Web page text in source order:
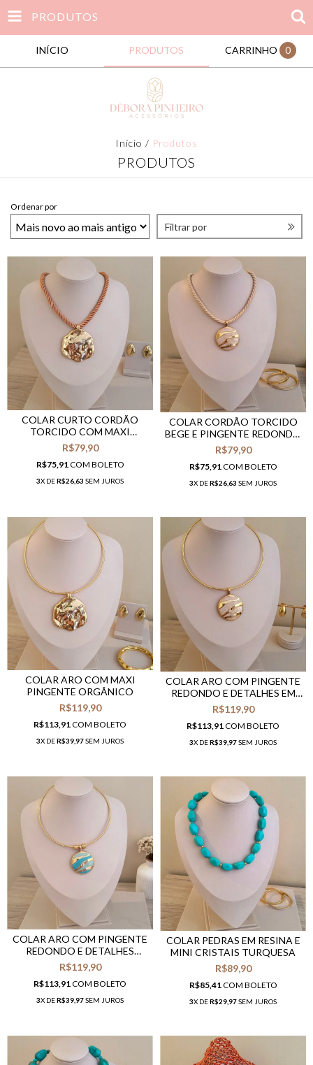
PRODUTOS
INÍCIO PRODUTOS CARRINHO 0
Início / Produtos
PRODUTOS
Ordenar por
Filtrar por
COLAR CURTO CORDÃO
TORCIDO COM MAXI
PINGENTE ORGÂNICO
R$79,90
R$75,91COM BOLETO
3X DER$26,63 SEM JUROS
COLAR CORDÃO TORCIDO
BEGE E PINGENTE REDONDO
COM RESINA MADREPÉROLA
R$79,90
R$75,91 COM BOLETO
3X DER$26,63 SEM JUROS
COLAR ARO COM MAXI
PINGENTE ORGÂNICO
R$119,90
R$113,91COM BOLETO
3X DER$39,97SEM JUROS
COLAR ARO COM PINGENTE
REDONDO E DETALHES EM
RESINA MADREPÉROLA
R$119,90
R$113,91 COM BOLETO
3X DER$39,97SEM JUROS
COLAR ARO COM PINGENTE
REDONDO E DETALHES
TURQUESA
R$119,90
R$113,91 COM BOLETO
3X DER$39,97SEM JUROS
COLAR PEDRAS EM RESINA E
MINI CRISTAIS TURQUESA
R$89,90
R$85,41COM BOLETO
3X DER$29,97SEM JUROS